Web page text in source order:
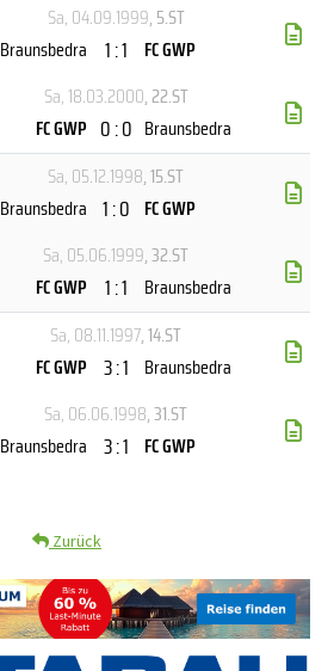
Sa, 04.09.1999, 5.ST
Braunsbedra
1 : 1
FC GWP
Sa, 18.03.2000, 22.ST
FC GWP 0 : 0 Braunsbedra
Sa, 05.12.1998, 15.ST
Braunsbedra 1 : 0 FC GWP
Sa, 05.06.1999, 32.ST
FC GWP
1 : 1 Braunsbedra
Sa, 08.11.1997, 14.ST
FC GWP 3 : 1 Braunsbedra
Sa, 06.06.1998, 31.ST
Braunsbedra 3 : 1 FC GWP
Zurück